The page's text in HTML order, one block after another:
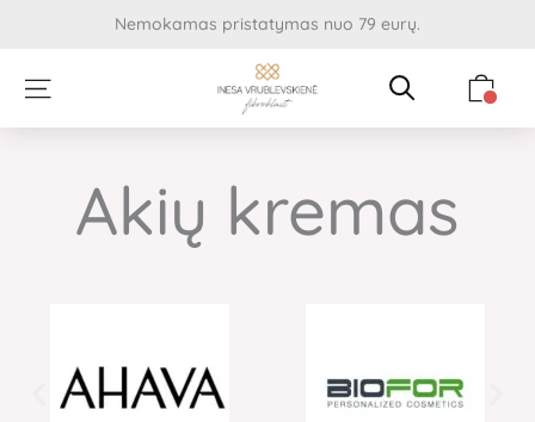
Nemokamas pristatymas nuo 79 eurų.
Cart
Akių kremas